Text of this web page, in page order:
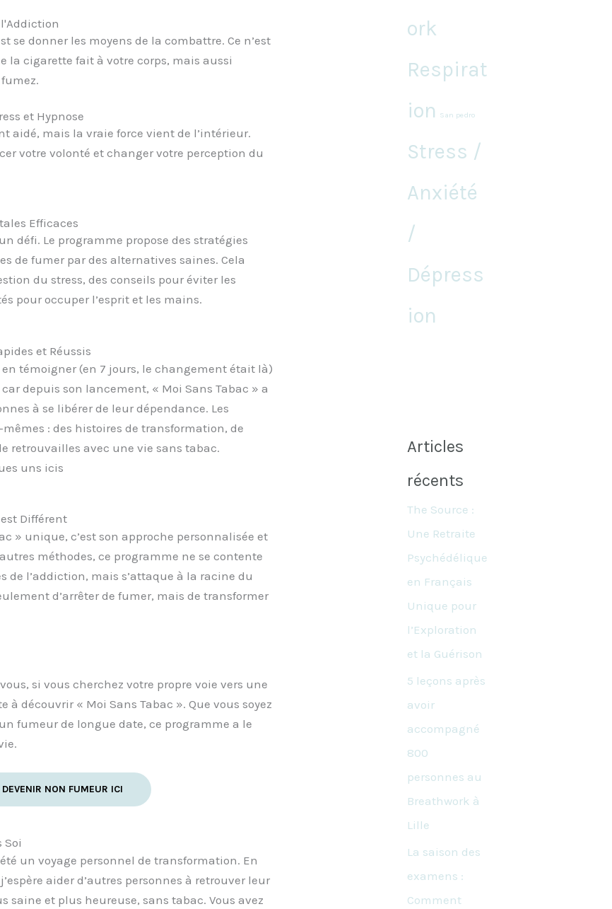
se donner les moyens de la combattre. Ce n’est
la cigarette fait à votre corps, mais aussi
et Hypnose
aidé, mais la vraie force vient de l’intérieur.
votre volonté et changer votre perception du
Efficaces
défi. Le programme propose des stratégies
de fumer par des alternatives saines. Cela
du stress, des conseils pour éviter les
pour occuper l’esprit et les mains.
et Réussis
témoigner (en 7 jours, le changement était là)
depuis son lancement, « Moi Sans Tabac » a
à se libérer de leur dépendance. Les
: des histoires de transformation, de
retrouvailles avec une vie sans tabac.
uns icis
Différent
» unique, c’est son approche personnalisée et
méthodes, ce programme ne se contente
de l’addiction, mais s’attaque à la racine du
d’arrêter de fumer, mais de transformer
si vous cherchez votre propre voie vers une
à découvrir « Moi Sans Tabac ». Que vous soyez
fumeur de longue date, ce programme a le
DEVENIR NON FUMEUR ICI
Soi
un voyage personnel de transformation. En
aider d’autres personnes à retrouver leur
saine et plus heureuse, sans tabac. Vous avez
ork
Respirat
ion
San pedro
Stress /
Anxiété
/
Dépress
ion
Articles
récents
The Source :
Une Retraite
Psychédélique
en Français
Unique pour
l’Exploration
et la Guérison
5 leçons après
avoir
accompagné
800
personnes au
Breathwork à
Lille
La saison des
examens :
Comment